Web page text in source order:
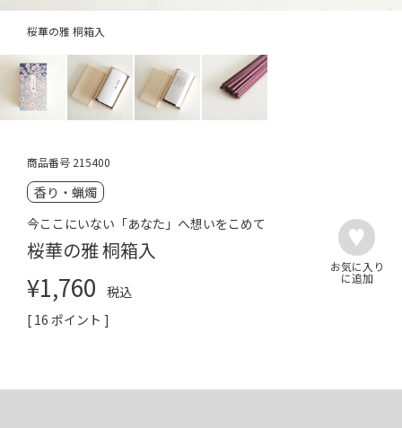
桜華の雅 桐箱入
商品番号 215400
香り・蝋燭
今ここにいない「あなた」へ想いをこめて
桜華の雅 桐箱入
¥1,760
税込
[ 16 ポイント ]